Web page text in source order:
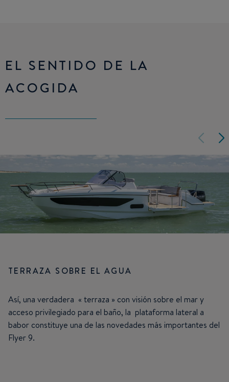
EL SENTIDO DE LA
ACOGIDA
TERRAZA SOBRE EL AGUA
Así, una verdadera « terraza » con visión sobre el mar y
acceso privilegiado para el baño, la plataforma lateral a
babor constituye una de las novedades más importantes del
Flyer 9.